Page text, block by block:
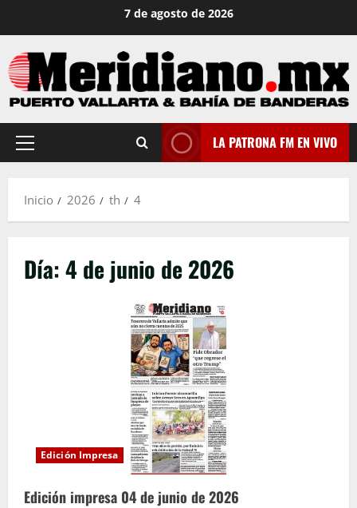
contenido
7 de agosto de 2026
Menú
LA PATRONA FM EN VIVO
Inicio 2026 th 4
Día:4 de junio de 2026
Edición Impresa
Edición impresa 04 de junio de 2026